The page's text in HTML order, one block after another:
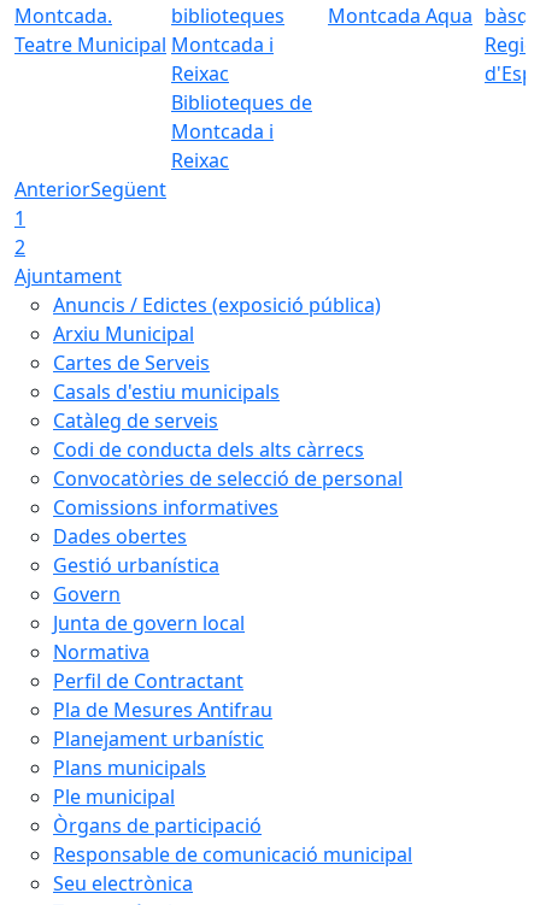
Teatre Municipal
Biblioteques de
Montcada i
Reixac
Montcada Aqua
AnteriorSegüent
1
2
Ajuntament
Anuncis / Edictes (exposició pública)
Arxiu Municipal
Cartes de Serveis
Casals d'estiu municipals
Catàleg de serveis
Codi de conducta dels alts càrrecs
Convocatòries de selecció de personal
Comissions informatives
Dades obertes
Gestió urbanística
Govern
Junta de govern local
Normativa
Perfil de Contractant
Pla de Mesures Antifrau
Planejament urbanístic
Plans municipals
Ple municipal
Òrgans de participació
Responsable de comunicació municipal
Seu electrònica